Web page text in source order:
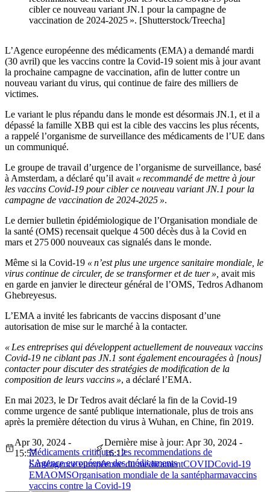
cibler ce nouveau variant JN.1 pour la campagne de
vaccination de 2024-2025 ». [Shutterstock/Treecha]
L’Agence européenne des médicaments (EMA) a demandé mardi
(30 avril) que les vaccins contre la Covid-19 soient mis à jour avant
la prochaine campagne de vaccination, afin de lutter contre un
nouveau variant du virus, qui continue de faire des milliers de
victimes.
Le variant le plus répandu dans le monde est désormais JN.1, et il a
dépassé la famille XBB qui est la cible des vaccins les plus récents,
a rappelé l’organisme de surveillance des médicaments de l’UE dans
un communiqué.
Le groupe de travail d’urgence de l’organisme de surveillance, basé
à Amsterdam, a déclaré qu’il avait « recommandé de mettre à jour
les vaccins Covid-19 pour cibler ce nouveau variant JN.1 pour la
campagne de vaccination de 2024-2025 ».
Le dernier bulletin épidémiologique de l’Organisation mondiale de
la santé (OMS) recensait quelque 4 500 décès dus à la Covid en
mars et 275 000 nouveaux cas signalés dans le monde.
Même si la Covid-19 « n’est plus une urgence sanitaire mondiale, le
virus continue de circuler, de se transformer et de tuer », avait mis
en garde en janvier le directeur général de l’OMS, Tedros Adhanom
Ghebreyesus.
L’EMA a invité les fabricants de vaccins disposant d’une
autorisation de mise sur le marché à la contacter.
« Les entreprises qui développent actuellement de nouveaux vaccins
Covid-19 ne ciblant pas JN.1 sont également encouragées à [nous]
contacter pour discuter des stratégies de modification de la
composition de leurs vaccins », a déclaré l’EMA.
En mai 2023, le Dr Tedros avait déclaré la fin de la Covid-19
comme urgence de santé publique internationale, plus de trois ans
après la première détection du virus à Wuhan, en Chine, fin 2019.
Médicaments critiques : les recommendations de
l’Agence européenne des médicaments
Apr 30, 2024 -
15:57
Dernière mise à jour: Apr 30, 2024 -
16:12
Santéagence européenne du médicamentCOVIDCovid-19
EMAOMSOrganisation mondiale de la santépharmavaccins
vaccins contre la Covid-19